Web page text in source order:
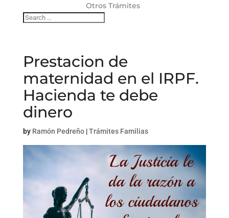
Otros Trámites
Prestacion de
maternidad en el IRPF.
Hacienda te debe
dinero
by Ramón Pedreño|Trámites Familias